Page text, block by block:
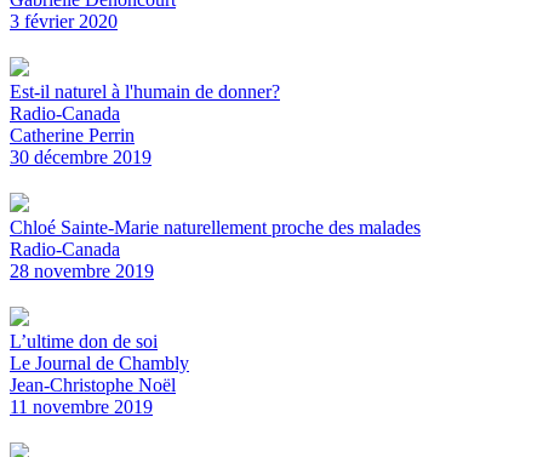
3 février 2020
Est-il naturel à l'humain de donner?
Radio-Canada
Catherine Perrin
30 décembre 2019
Chloé Sainte-Marie naturellement proche des malades
Radio-Canada
28 novembre 2019
L’ultime don de soi
Le Journal de Chambly
Jean-Christophe Noël
11 novembre 2019